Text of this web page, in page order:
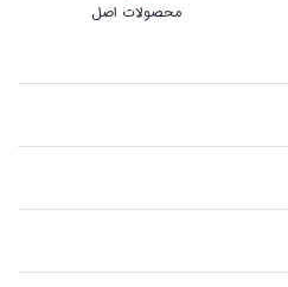
محصولات اصل